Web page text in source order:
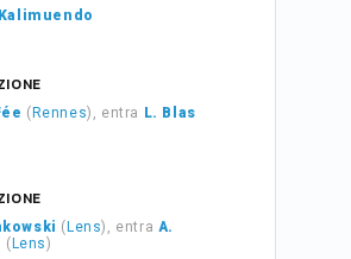
( Rennes), entra
L. Blas
( Lens), entra A.
( Lens)